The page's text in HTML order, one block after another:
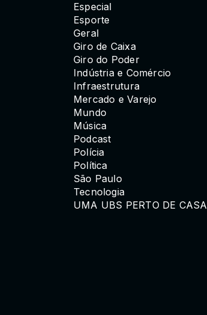
Especial
Esporte
Geral
Giro de Caixa
Giro do Poder
Indústria e Comércio
Infraestrutura
Mercado e Varejo
Mundo
Música
Podcast
Polícia
Política
São Paulo
Tecnologia
UMA UBS PERTO DE CASA